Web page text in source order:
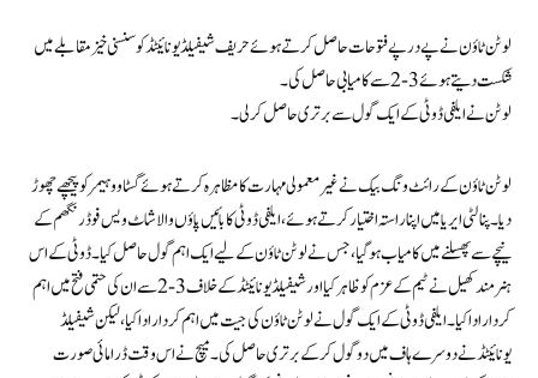
لوٹن ٹاؤن نے پے در پے فتوحات حاصل کرتے ہوئے حریف شیفیلڈ یونائیٹڈ کو سنسنی خیز مقابلے میں
شکست دیتے ہوئے 3-2 سے کامیابی حاصل کی ۔
لوٹن نے ایلفی ڈوٹی کے ایک گول سے برتری حاصل کر لی ۔
لوٹن ٹاؤن کے رائٹ ونگ بیک نے غیر معمولی مہارت کا مظاہرہ کرتے ہوئے گسٹاوو ہیمر کو پیچھے چھوڑ
دیا۔ پنالٹی ایریا میں اپنا راستہ اختیار کرتے ہوئے، ایلفی ڈوٹی کا بائیں پاؤں والا شاٹ ویس فوڈرنگھم کے
نیچے سے پھسلنے میں کامیاب ہو گیا، جس نے لوٹن ٹاؤن کے لیے ایک اہم گول حاصل کیا۔ ڈوٹی کے اس
ہنر مند کھیل نے ٹیم کے عزم کو ظاہر کیا اور شیفیلڈ یونائیٹڈ کے خلاف 3-2 سے ان کی حتمی فتح میں اہم
کردار ادا کیا۔ایلفی ڈوٹی کے ایک گول نے لوٹن ٹاؤن کی جیت میں اہم کردار ادا کیا ، لیکن شیفیلڈ
یونائیٹڈ نے دوسرے ہاف میں دو گول کر کے برتری حاصل کی۔ میچ نے اس وقت ڈرامائی صورت